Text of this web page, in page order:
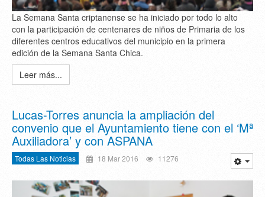
La Semana Santa criptanense se ha iniciado por todo lo alto
con la participación de centenares de niños de Primaria de los
diferentes centros educativos del municipio en la primera
edición de la Semana Santa Chica.
Leer más...
Lucas-Torres anuncia la ampliación del
convenio que el Ayuntamiento tiene con el ‘Mª
Auxiliadora’ y con ASPANA
Todas Las Noticias 18 Mar 2016 11276